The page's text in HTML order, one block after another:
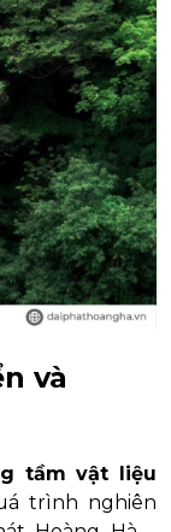
và
tầm vật liệu
trình nghiên